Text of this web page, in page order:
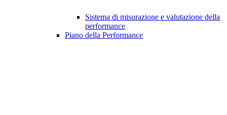
Sistema di misurazione e valutazione della
performance
Piano della Performance